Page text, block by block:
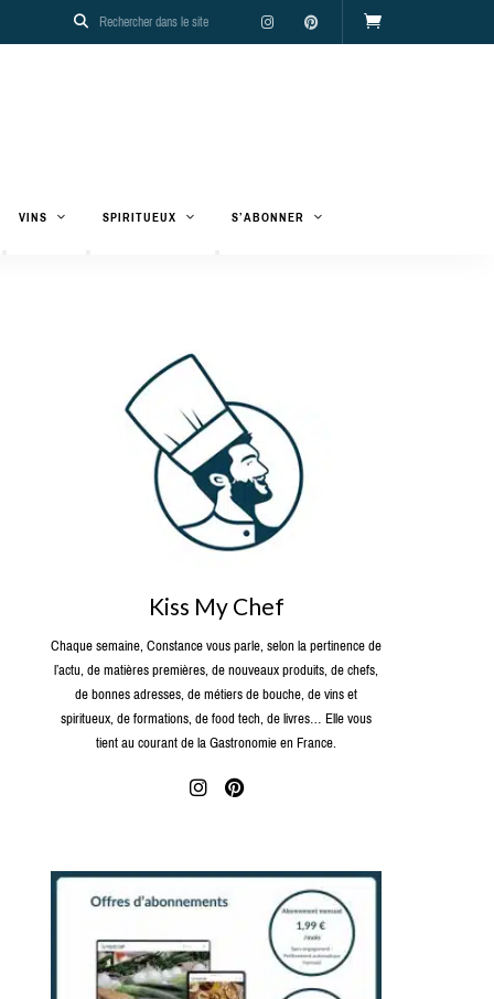
VINS SPIRITUEUX S’ABONNER
Kiss My Chef
Chaque semaine, Constance vous parle, selon la pertinence de
l’actu, de matières premières, de nouveaux produits, de chefs,
de bonnes adresses, de métiers de bouche, de vins et
spiritueux, de formations, de food tech, de livres… Elle vous
tient au courant de la Gastronomie en France.